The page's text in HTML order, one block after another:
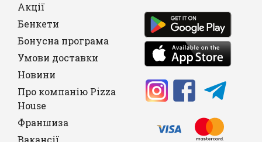
Акції
Бенкети
Бонусна програма
Умови доставки
Новини
Про компанію Pizza
House
Франшиза